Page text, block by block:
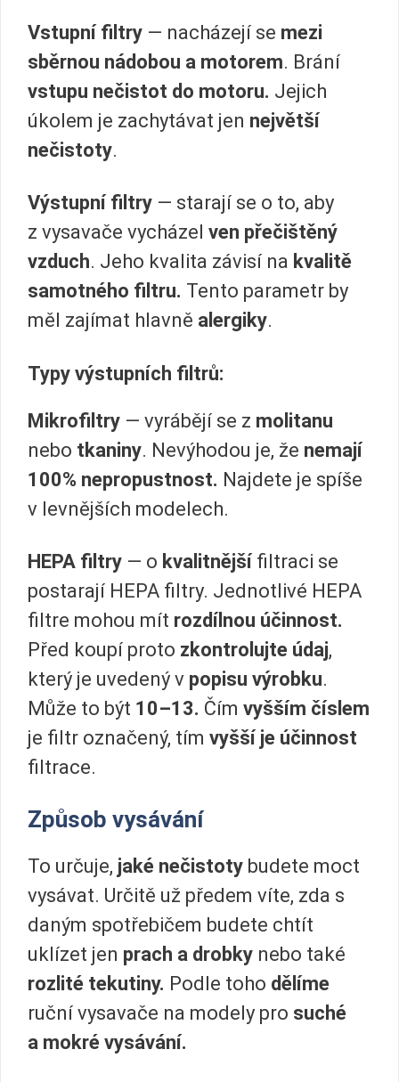
Vstupní filtry — nacházejí se mezi
sběrnou nádobou a motorem. Brání
vstupu nečistot do motoru. Jejich
úkolem je zachytávat jen největší
nečistoty.
Výstupní filtry — starají se o to, aby
z vysavače vycházel ven přečištěný
vzduch. Jeho kvalita závisí na kvalitě
samotného filtru. Tento parametr by
měl zajímat hlavně alergiky.
Typy výstupních filtrů:
Mikrofiltry — vyrábějí se z molitanu
nebo tkaniny. Nevýhodou je, že nemají
100% nepropustnost. Najdete je spíše
v levnějších modelech.
HEPA filtry — o kvalitnější filtraci se
postarají HEPA filtry. Jednotlivé HEPA
filtre mohou mít rozdílnou účinnost.
Před koupí proto zkontrolujte údaj,
který je uvedený v popisu výrobku.
Může to být 10–13. Čím vyšším číslem
je filtr označený, tím vyšší je účinnost
filtrace.
Způsob vysávání
To určuje, jaké nečistoty budete moct
vysávat. Určitě už předem víte, zda s
daným spotřebičem budete chtít
uklízet jen prach a drobky nebo také
rozlité tekutiny. Podle toho dělíme
ruční vysavače na modely pro suché
a mokré vysávání.